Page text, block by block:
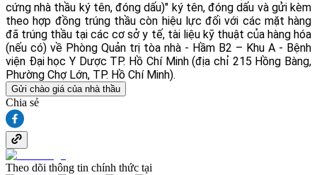
cứng nhà thầu ký tên, đóng dấu)" ký tên, đóng dấu và gửi kèm
theo hợp đồng trúng thầu còn hiệu lực đối với các mặt hàng
đã trúng thầu tại các cơ sở y tế, tài liệu kỹ thuật của hàng hóa
(nếu có) về Phòng Quản trị tòa nhà - Hầm B2 – Khu A - Bệnh
viện Đại học Y Dược TP. Hồ Chí Minh (địa chỉ 215 Hồng Bàng,
Phường Chợ Lớn, TP. Hồ Chí Minh).
Gửi chào giá của nhà thầu
Chia sẻ
Theo dõi thông tin chính thức tại